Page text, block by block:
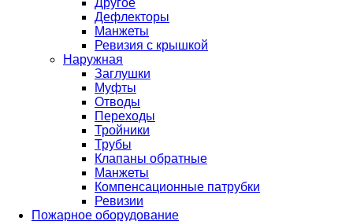
Другое
Дефлекторы
Манжеты
Ревизия с крышкой
Наружная
Заглушки
Муфты
Отводы
Переходы
Тройники
Трубы
Клапаны обратные
Манжеты
Компенсационные патрубки
Ревизии
Пожарное оборудование